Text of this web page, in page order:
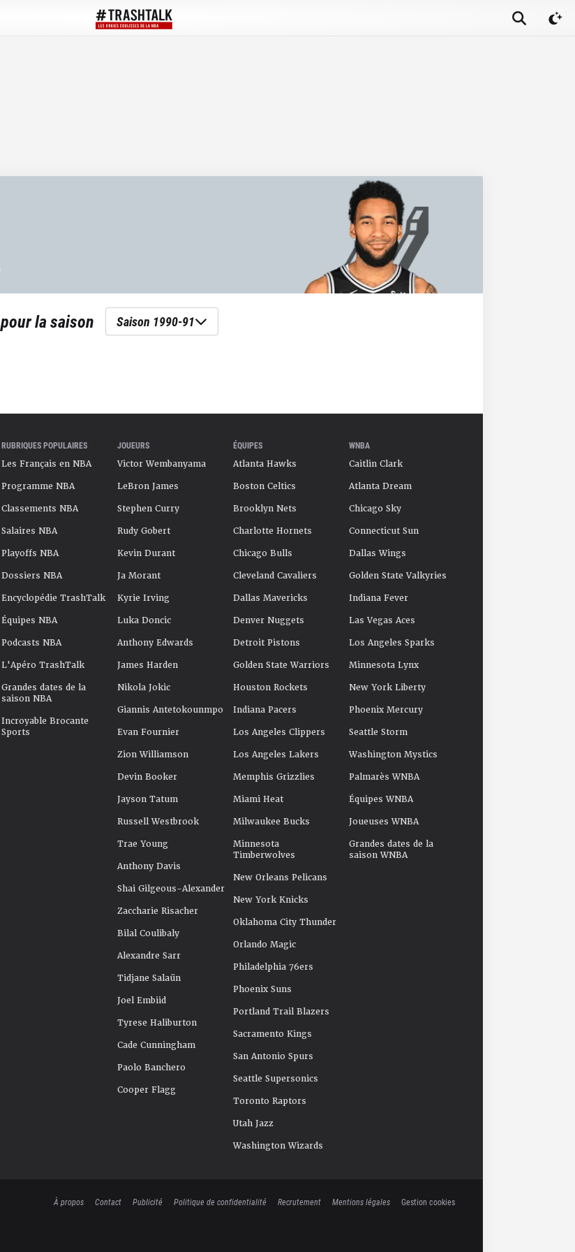
pour la saison Saison 1990-91
RUBRIQUES POPULAIRES
Les Français en NBA
Programme NBA
Classements NBA
Salaires NBA
Playoffs NBA
Dossiers NBA
Encyclopédie TrashTalk
Équipes NBA
Podcasts NBA
L'Apéro TrashTalk
Grandes dates de la
saison NBA
Incroyable Brocante
Sports
JOUEURS
Victor Wembanyama
LeBron James
Stephen Curry
Rudy Gobert
Kevin Durant
Ja Morant
Kyrie Irving
Luka Doncic
Anthony Edwards
James Harden
Nikola Jokic
Giannis Antetokounmpo
Evan Fournier
Zion Williamson
Devin Booker
Jayson Tatum
Russell Westbrook
Trae Young
Anthony Davis
Shai Gilgeous-Alexander
Zaccharie Risacher
Bilal Coulibaly
Alexandre Sarr
Tidjane Salaün
Joel Embiid
Tyrese Haliburton
Cade Cunningham
Paolo Banchero
Cooper Flagg
ÉQUIPES
Atlanta Hawks
Boston Celtics
Brooklyn Nets
Charlotte Hornets
Chicago Bulls
Cleveland Cavaliers
Dallas Mavericks
Denver Nuggets
Detroit Pistons
Golden State Warriors
Houston Rockets
Indiana Pacers
Los Angeles Clippers
Los Angeles Lakers
Memphis Grizzlies
Miami Heat
Milwaukee Bucks
Minnesota
Timberwolves
New Orleans Pelicans
New York Knicks
Oklahoma City Thunder
Orlando Magic
Philadelphia 76ers
Phoenix Suns
Portland Trail Blazers
Sacramento Kings
San Antonio Spurs
Seattle Supersonics
Toronto Raptors
Utah Jazz
Washington Wizards
WNBA
Caitlin Clark
Atlanta Dream
Chicago Sky
Connecticut Sun
Dallas Wings
Golden State Valkyries
Indiana Fever
Las Vegas Aces
Los Angeles Sparks
Minnesota Lynx
New York Liberty
Phoenix Mercury
Seattle Storm
Washington Mystics
Palmarès WNBA
Équipes WNBA
Joueuses WNBA
Grandes dates de la
saison WNBA
À propos Contact Publicité Politique de confidentialité Recrutement Mentions légales Gestion cookies